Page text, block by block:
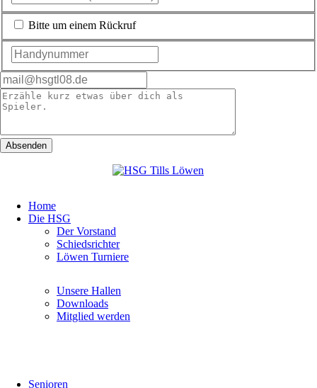
Bitte um einem Rückruf
Absenden
überspringen
Home
Die HSG
Navigation
überspringen
Der Vorstand
Schiedsrichter
Löwen Turniere
Navigation
überspringen
Unsere Hallen
Downloads
Mitglied werden
Senioren